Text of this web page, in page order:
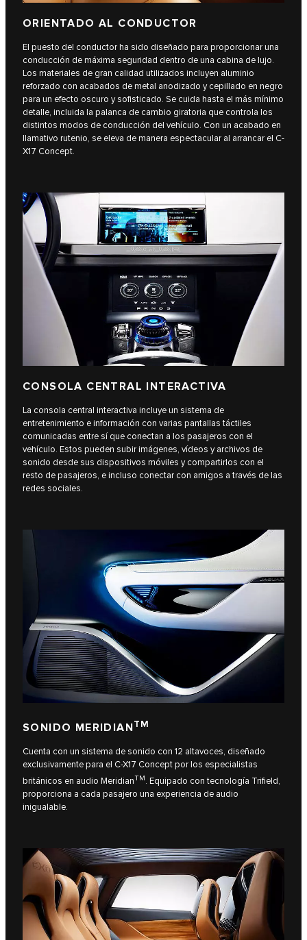
ORIENTADO AL CONDUCTOR
El puesto del conductor ha sido diseñado para proporcionar una
conducción de máxima seguridad dentro de una cabina de lujo.
Los materiales de gran calidad utilizados incluyen aluminio
reforzado con acabados de metal anodizado y cepillado en negro
para un efecto oscuro y sofisticado. Se cuida hasta el más mínimo
detalle, incluida la palanca de cambio giratoria que controla los
distintos modos de conducción del vehículo. Con un acabado en
llamativo rutenio, se eleva de manera espectacular al arrancar el C-
X17 Concept.
CONSOLA CENTRAL INTERACTIVA
La consola central interactiva incluye un sistema de
entretenimiento e información con varias pantallas táctiles
comunicadas entre sí que conectan a los pasajeros con el
vehículo. Estos pueden subir imágenes, vídeos y archivos de
sonido desde sus dispositivos móviles y compartirlos con el
resto de pasajeros, e incluso conectar con amigos a través de las
redes sociales.
SONIDO MERIDIANTM
Cuenta con un sistema de sonido con 12 altavoces, diseñado
exclusivamente para el C-X17 Concept por los especialistas
británicos en audio MeridianTM. Equipado con tecnología Trifield,
proporciona a cada pasajero una experiencia de audio
inigualable.